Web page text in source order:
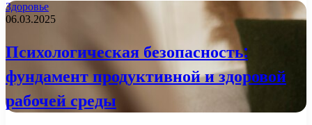
Здоровье
06.03.2025
Психологическая безопасность:
фундамент продуктивной и здоровой
рабочей среды